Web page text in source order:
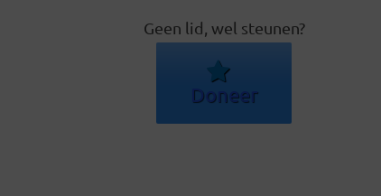
Geen lid, wel steunen?
Doneer